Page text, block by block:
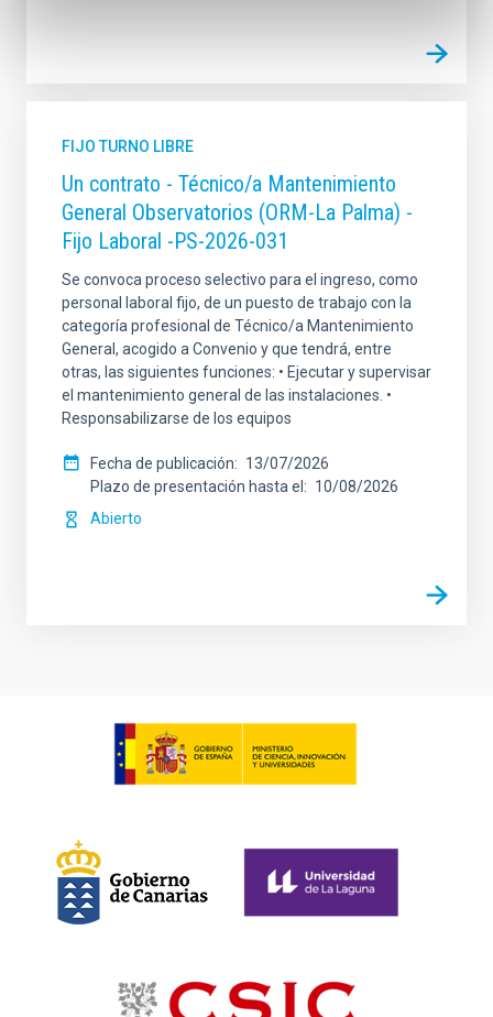
FIJO TURNO LIBRE
Un contrato - Técnico/a Mantenimiento
General Observatorios (ORM-La Palma) -
Fijo Laboral -PS-2026-031
Se convoca proceso selectivo para el ingreso, como
personal laboral fijo, de un puesto de trabajo con la
categoría profesional de Técnico/a Mantenimiento
General, acogido a Convenio y que tendrá, entre
otras, las siguientes funciones: • Ejecutar y supervisar
el mantenimiento general de las instalaciones. •
Responsabilizarse de los equipos
Fecha de publicación
13/07/2026
Plazo de presentación hasta el
10/08/2026
Abierto